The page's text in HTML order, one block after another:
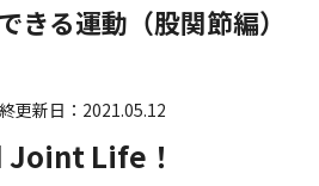
る運動（股関節編）
更新日：2021.05.12
Joint Life！